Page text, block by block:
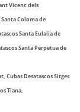
Vicenc dels
Santa Coloma de
Santa Eulalia de
Santa Perpetua de
CubasDesatascosSitges
Tiana,